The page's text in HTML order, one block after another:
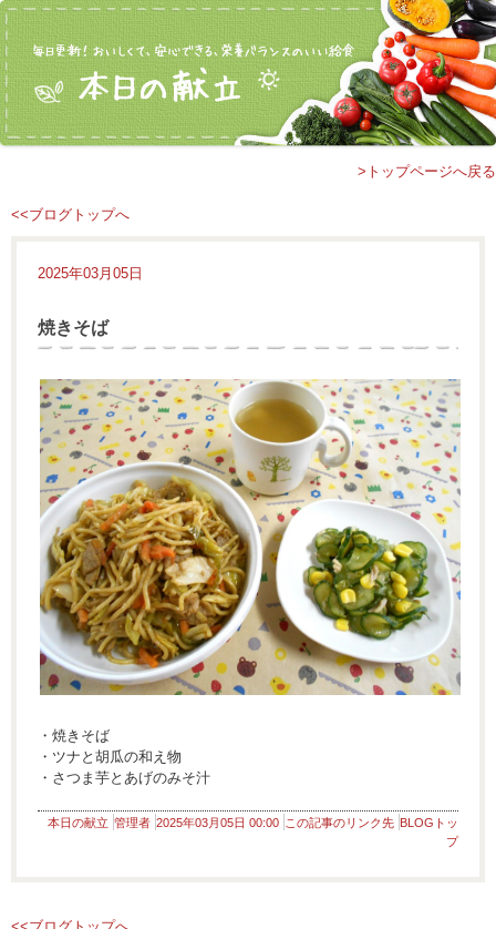
>トップページへ戻る
<<ブログトップへ
2025年03月05日
焼きそば
・焼きそば
・ツナと胡瓜の和え物
・さつま芋とあげのみそ汁
本日の献立 管理者 2025年03月05日 00:00 この記事のリンク先 BLOGトッ
プ
<<ブログトップへ